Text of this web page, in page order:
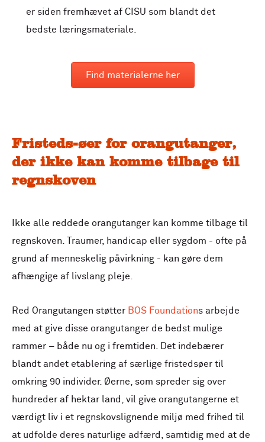
er siden fremhævet af CISU som blandt det
bedste læringsmateriale.
Find materialerne her
Fristeds-øer for orangutanger,
der ikke kan komme tilbage til
regnskoven
Ikke alle reddede orangutanger kan komme tilbage til
regnskoven. Traumer, handicap eller sygdom - ofte på
grund af menneskelig påvirkning - kan gøre dem
afhængige af livslang pleje.
Red Orangutangen støtter BOS Foundations arbejde
med at give disse orangutanger de bedst mulige
rammer – både nu og i fremtiden. Det indebærer
blandt andet etablering af særlige fristedsøer til
omkring 90 individer. Øerne, som spreder sig over
hundreder af hektar land, vil give orangutangerne et
værdigt liv i et regnskovslignende miljø med frihed til
at udfolde deres naturlige adfærd, samtidig med at de